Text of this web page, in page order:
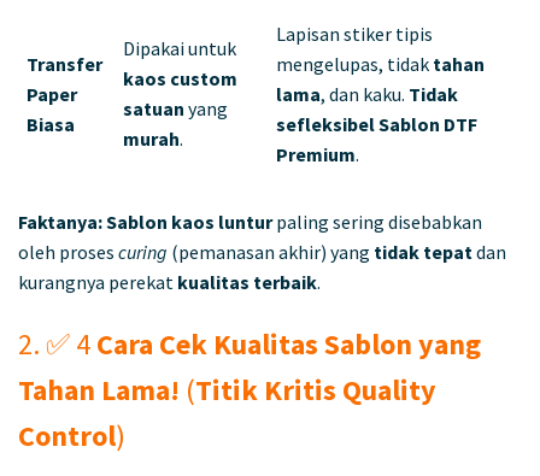
Transfer
Paper
Biasa
Dipakai untuk
kaos custom
satuan yang
murah.
Lapisan stiker tipis
mengelupas, tidak tahan
lama, dan kaku. Tidak
sefleksibelSablon DTF
Premium.
Faktanya:Sablon kaos lunturpaling sering disebabkan
oleh proses curing (pemanasan akhir) yang tidak tepat dan
kurangnya perekat kualitas terbaik.
2. ✅ 4Cara Cek Kualitas Sablon yang
Tahan Lama! (Titik Kritis Quality
Control)